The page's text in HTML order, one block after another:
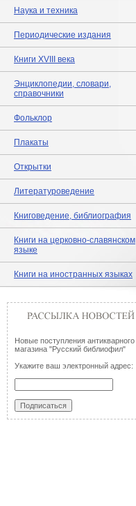
Наука и техника
Периодические издания
Книги XVIII века
Энциклопедии, словари,
справочники
Фольклор
Плакаты
Открытки
Литературоведение
Книговедение, библиография
Книги на церковно-славянском
языке
Книги на иностранных языках
Новые поступления антикварного
магазина "Русский библиофил"
Укажите ваш электронный адрес: